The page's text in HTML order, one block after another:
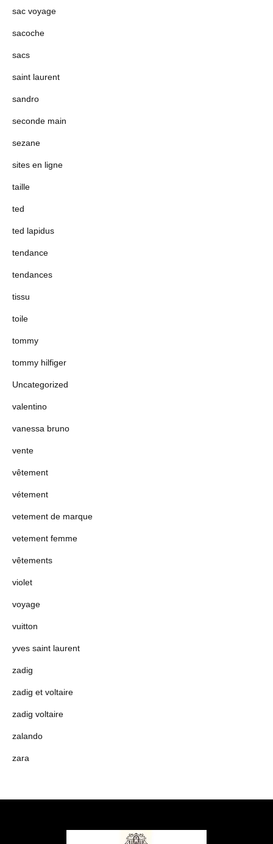
sac voyage
sacoche
sacs
saint laurent
sandro
seconde main
sezane
sites en ligne
taille
ted
ted lapidus
tendance
tendances
tissu
toile
tommy
tommy hilfiger
Uncategorized
valentino
vanessa bruno
vente
vêtement
vétement
vetement de marque
vetement femme
vêtements
violet
voyage
vuitton
yves saint laurent
zadig
zadig et voltaire
zadig voltaire
zalando
zara